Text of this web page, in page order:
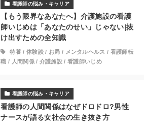
看護師の悩み・キャリア
【もう限界なあなたへ】介護施設の看護
師いじめは「あなたのせい」じゃない|抜
け出すための全知識
特養 / 体験談/ お局 / メンタルヘルス / 看護師転
職 / 人間関係/ 介護施設 /看護師いじめ
看護師の悩み・キャリア
看護師の人間関係はなぜドロドロ?男性
ナースが語る女社会の生き抜き方